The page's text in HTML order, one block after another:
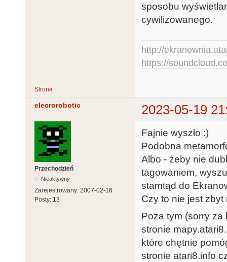
sposobu
cywilizowanego.
http://
https://
Strona
elecrorobotic 2023-05-19
Przechodzień
Nieaktywny
Zarejestrowany: 2007-02-16
Posty: 13
Fajnie wyszło :)
Podobna
Albo - żeby nie
tagowaniem,
stamtąd do
Czy to nie jest
Poza tym (sorry
stronie
które chętnie
stronie atari8.info